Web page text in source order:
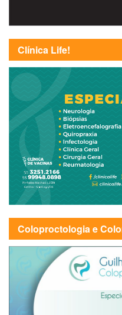
Clínica Life!
Coloproctologia e